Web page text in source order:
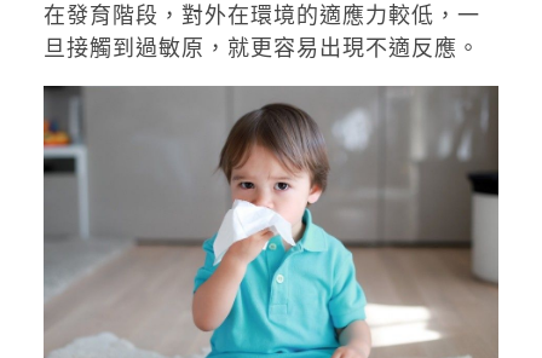
在發育階段，對外在環境的適應力較低，一
旦接觸到過敏原，就更容易出現不適反應。